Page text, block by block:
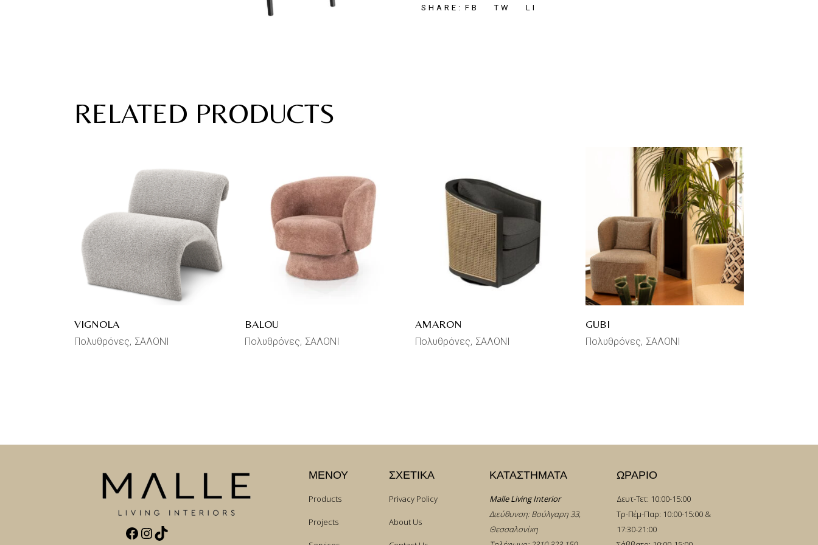
SHARE: FB TW LI
RELATED PRODUCTS
VIGNOLA
Πολυθρόνες ΣΑΛΟΝΙ
BALOU
Πολυθρόνες ΣΑΛΟΝΙ
AMARON
Πολυθρόνες ΣΑΛΟΝΙ
GUBI
Πολυθρόνες ΣΑΛΟΝΙ
Facebook
Instagram
TikTok
ΜΕΝΟΥ
Products
Projects
ΣΧΕΤΙΚΑ
Privacy Policy
About Us
ΚΑΤΑΣΤΗΜΑΤΑ
Malle Living Interior
Διεύθυνση: Βούλγαρη 33,
Θεσσαλονίκη
ΩΡΑΡΙΟ
Δευτ-Τετ: 10:00-15:00
Τρ-Πέμ-Παρ: 10:00-15:00 &
17:30-21:00